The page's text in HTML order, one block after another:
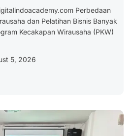
Perbedaan
dan Pelatihan Bisnis Banyak
Kecakapan Wirausaha (PKW)
5, 2026